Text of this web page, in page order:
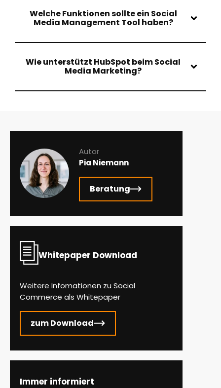
Welche Funktionen sollte ein Social
Media Management Tool haben?
Wie unterstützt HubSpot beim Social
Media Marketing?
Autor
Pia Niemann
Beratung
Whitepaper Download
Weitere Infomationen zu Social
Commerce als Whitepaper
zum Download
Immer informiert